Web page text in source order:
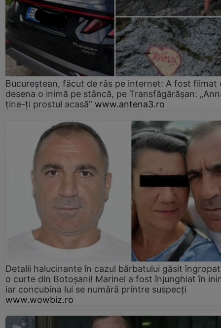
Bucureștean, făcut de râs pe internet: A fost filmat
desena o inimă pe stâncă, pe Transfăgărășan:
ține-ți prostul acasă” www.antena3.ro
Detalii halucinante în cazul bărbatului găsit
o curte din Botoșani! Marinel a fost înjunghiat în
iar concubina lui se numără printre suspecți
www.wowbiz.ro